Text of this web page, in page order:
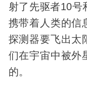
射了先驱者10号
携带着人类的信
探测器要飞出太
们在宇宙中被外
的。